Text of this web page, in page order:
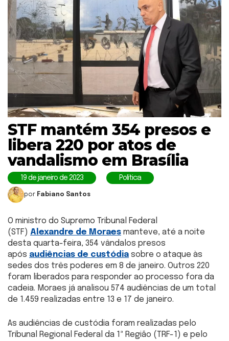
STF mantém 354 presos e
libera 220 por atos de
vandalismo em Brasília
19 de janeiro de 2023 Política
por Fabiano Santos
O ministro do Supremo Tribunal Federal
(STF) Alexandre de Moraes manteve, até a noite
desta quarta-feira, 354 vândalos presos
após audiências de custódia sobre o ataque às
sedes dos três poderes em 8 de janeiro. Outros 220
foram liberados para responder ao processo fora da
cadeia. Moraes já analisou 574 audiências de um total
de 1.459 realizadas entre 13 e 17 de janeiro.
As audiências de custódia foram realizadas pelo
Tribunal Regional Federal da 1ª Região (TRF-1) e pelo